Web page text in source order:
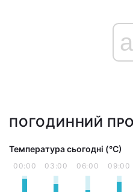
ПОГОДИННИЙ
Температура сьогодні (°С)
00:00 03:00 06:00 09:00